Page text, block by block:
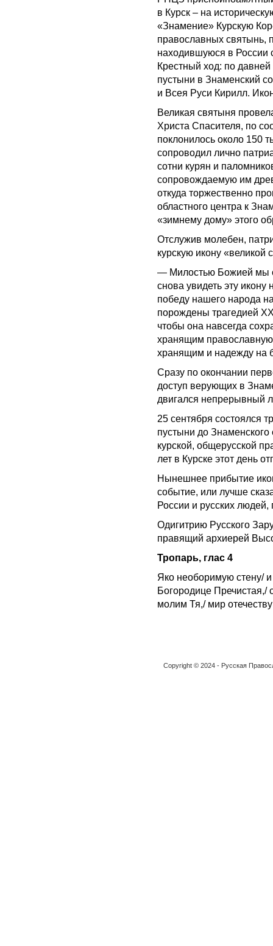
в Курск – на
«Знамение» Курскую
православных святынь,
находившуюся в России
Крестный ход: по
пустыни в Знаменский
и Всея Руси Кирилл.
Великая святыня
Христа Спасителя, по
поклонилось около 150
сопроводил лично
сотни курян и
сопровождаемую им
откуда торжественно
областного центра к
«зимнему дому» этого
Отслужив молебен,
курскую икону «великой
— Милостью Божией мы
снова увидеть эту
победу нашего народа
порождены трагедией
чтобы она навсегда
хранящим православную
хранящим и надежду на
Сразу по окончании
доступ верующих в
двигался непрерывный
25 сентября состоялся
пустыни до
курской, общерусской
лет в Курске этот день
Нынешнее прибытие
событие, или лучше
России и русских
Одигитрию Русского
правящий архиерей
Тропарь, глас 4
Яко необоримую стену/
Богородице Пречистая,/
молим Тя,/ мир
Copyright © 2024 - Русская